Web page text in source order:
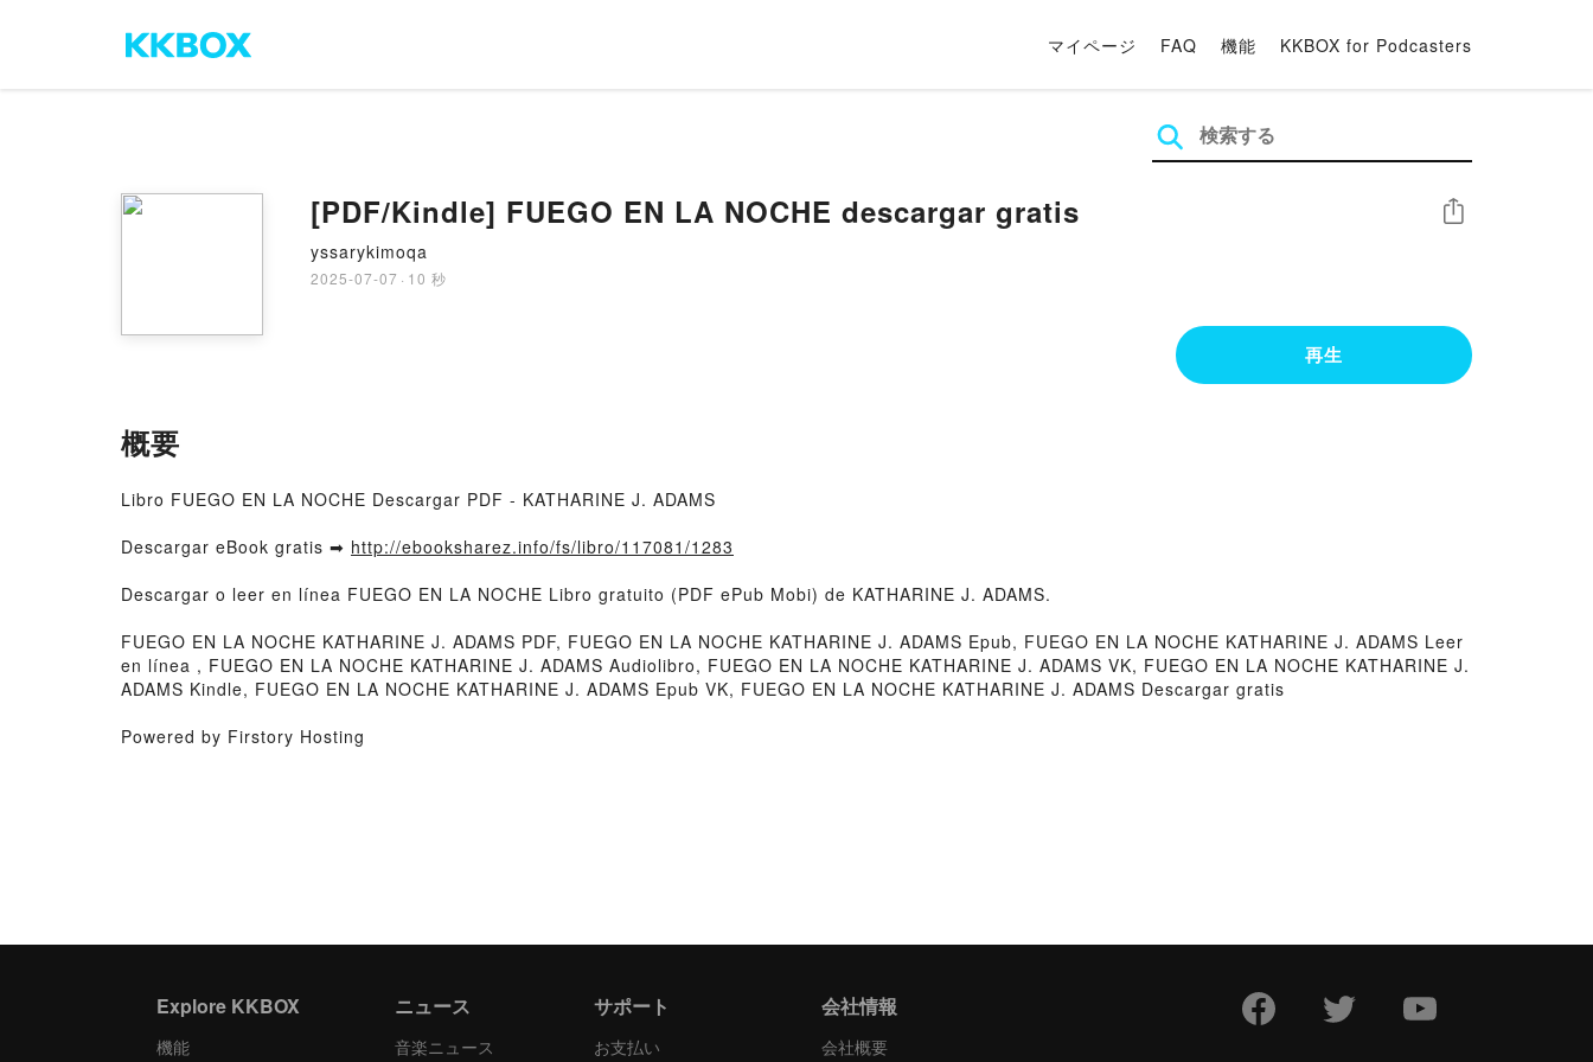
マイページ FAQ 機能 KKBOX for Podcasters
[PDF/Kindle] FUEGO EN LA NOCHE descargar gratis
yssarykimoqa
2025-07-07 · 10 秒
シェア
再生
概要
Libro FUEGO EN LA NOCHE Descargar PDF - KATHARINE J. ADAMS
Descargar eBook gratis ➡ http://ebooksharez.info/fs/libro/117081/1283
Descargar o leer en línea FUEGO EN LA NOCHE Libro gratuito (PDF ePub Mobi) de KATHARINE J. ADAMS.
FUEGO EN LA NOCHE KATHARINE J. ADAMS PDF, FUEGO EN LA NOCHE KATHARINE J. ADAMS Epub, FUEGO EN LA NOCHE KATHARINE J. ADAMS Leer
en línea , FUEGO EN LA NOCHE KATHARINE J. ADAMS Audiolibro, FUEGO EN LA NOCHE KATHARINE J. ADAMS VK, FUEGO EN LA NOCHE KATHARINE J.
ADAMS Kindle, FUEGO EN LA NOCHE KATHARINE J. ADAMS Epub VK, FUEGO EN LA NOCHE KATHARINE J. ADAMS Descargar gratis
Powered by Firstory Hosting
Explore KKBOX
機能
ニュース
音楽ニュース
サポート
お支払い
会社情報
会社概要